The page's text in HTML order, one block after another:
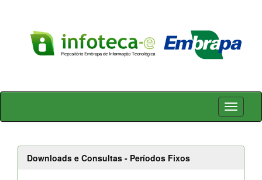
Skip
Downloads e Consultas - Períodos Fixos